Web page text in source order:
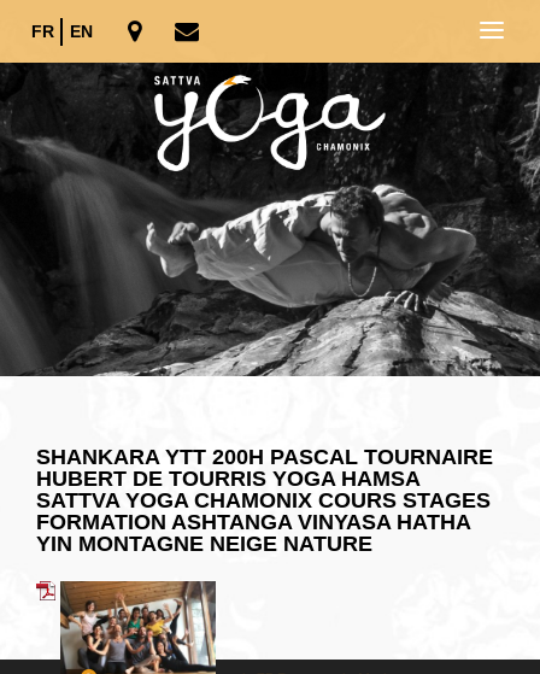
FR EN
SHANKARA YTT 200H PASCAL TOURNAIRE
HUBERT DE TOURRIS YOGA HAMSA
SATTVA YOGA CHAMONIX COURS STAGES
FORMATION ASHTANGA VINYASA HATHA
YIN MONTAGNE NEIGE NATURE